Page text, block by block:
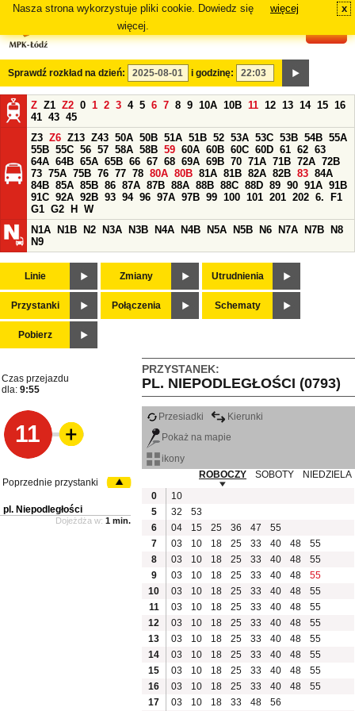
Nasza strona wykorzystuje pliki cookie. Dowiedz się
więcej.
więcej x
Sprawdź rozkład na dzień: i godzinę:
Z Z1 Z2 0 1 2 3 4 5 6 7 8 9 10A 10B 11 12 13 14 15 16
41 43 45
Z3 Z6 Z13 Z43 50A 50B 51A 51B 52 53A 53C 53B 54B 55A
55B 55C 56 57 58A 58B 59 60A 60B 60C 60D 61 62 63
64A 64B 65A 65B 66 67 68 69A 69B 70 71A 71B 72A 72B
73 75A 75B 76 77 78 80A 80B 81A 81B 82A 82B 83 84A
84B 85A 85B 86 87A 87B 88A 88B 88C 88D 89 90 91A 91B
91C 92A 92B 93 94 96 97A 97B 99 100 101 201 202 6.
F1
G1 G2 H
W
N1A
N1B N2 N3A N3B N4A N4B N5A N5B N6 N7A N7B
N8
N9
Linie Zmiany Utrudnienia
Przystanki Połączenia Schematy
Pobierz
PRZYSTANEK:
PL. NIEPODLEGŁOŚCI (0793)
Czas przejazdu
dla: 9:55
11
Przesiadki
Kierunki
Pokaż na mapie
ikony
ROBOCZY
SOBOTY
NIEDZIELA
0
10
5
32
53
6
04 15 25 36 47
55
7
03 10 18 25 33 40 48
55
8
03 10 18 25 33 40 48
55
9
03 10 18 25 33 40 48
55
10
03 10 18 25 33 40 48
55
11
03 10 18 25 33 40 48
55
12
03 10 18 25 33 40 48
55
13
03 10 18 25 33 40 48
55
14
03 10 18 25 33 40 48
55
15
03 10 18 25 33 40 48
55
16
03 10 18 25 33 40 48
55
17
03 10 18 33 48 56
Poprzednie przystanki
pl. Niepodległości
Dojeżdża w: 1 min.